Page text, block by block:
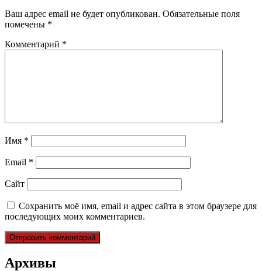
Ваш адрес email не будет опубликован. Обязательные поля
помечены *
Комментарий *
Имя *
Email *
Сайт
Сохранить моё имя, email и адрес сайта в этом браузере для
последующих моих комментариев.
Архивы